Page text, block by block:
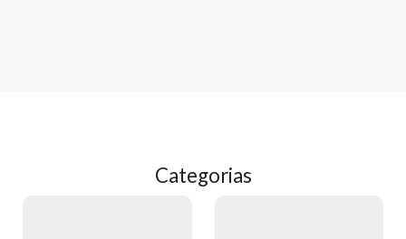
Categorias